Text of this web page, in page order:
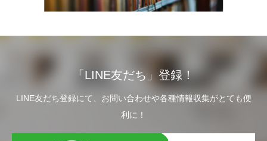
「LINE友だち」登録！
LINE友だち登録にて、お問い合わせや各種情報収集がとても便
利に！